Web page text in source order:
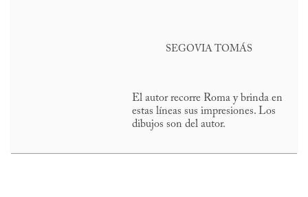
SEGOVIA TOMÁS
El autor recorre Roma y brinda en
estas líneas sus impresiones. Los
dibujos son del autor.